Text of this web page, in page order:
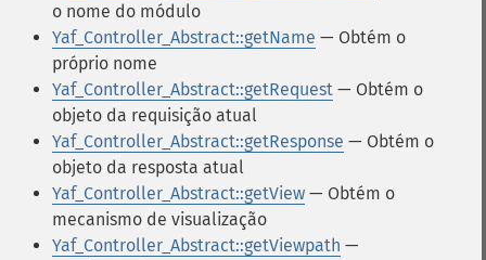
o nome do módulo
Yaf_Controller_Abstract::getName — Obtém o
próprio nome
Yaf_Controller_Abstract::getRequest — Obtém o
objeto da requisição atual
Yaf_Controller_Abstract::getResponse — Obtém o
objeto da resposta atual
Yaf_Controller_Abstract::getView — Obtém o
mecanismo de visualização
Yaf_Controller_Abstract::getViewpath —